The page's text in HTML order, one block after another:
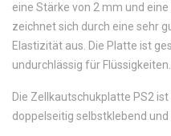
eine Stärke von 2 mm und
zeichnet sich durch eine sehr
Elastizität aus. Die Platte ist
undurchlässig für Flüssigkeiten.
Die Zellkautschukplatte PS2
doppelseitig selbstklebend